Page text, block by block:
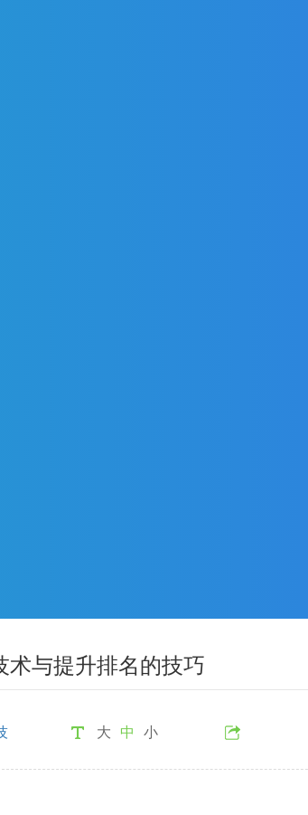
术与提升排名的技巧
大 中 小